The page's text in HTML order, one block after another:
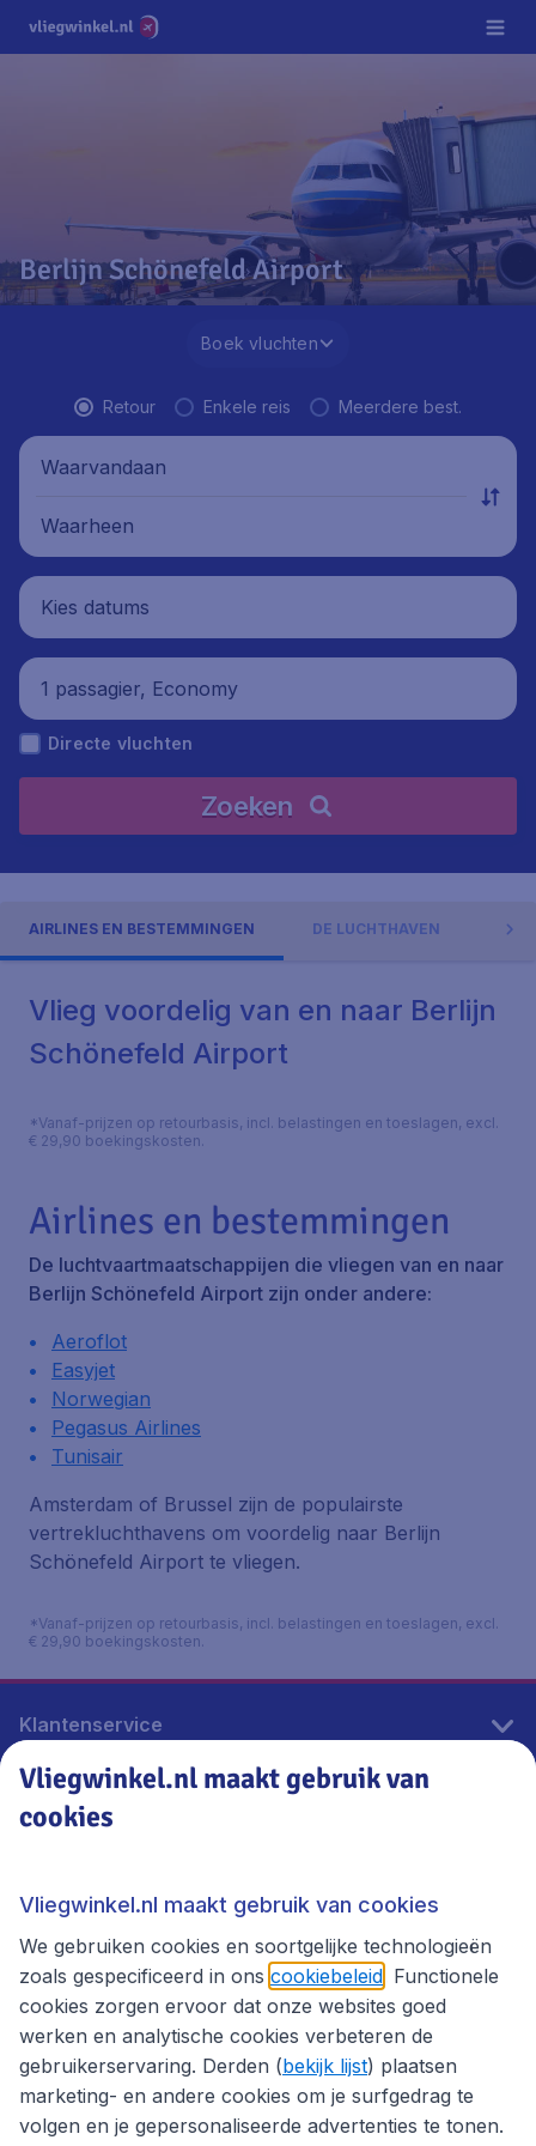
Berlijn Schönefeld Airport
Boek vluchten
Retour Enkele reis Meerdere best.
Waarvandaan
Waarheen
Kies datums
1 passagier, Economy
Directe vluchten
Zoeken
AIRLINES EN BESTEMMINGEN DE LUCHTHAVEN
Vlieg voordelig van en naar Berlijn
Schönefeld Airport
*Vanaf-prijzen op retourbasis, incl. belastingen en toeslagen, excl.
€ 29,90 boekingskosten.
Airlines en bestemmingen
De luchtvaartmaatschappijen die vliegen van en naar
Berlijn Schönefeld Airport zijn onder andere:
Aeroflot
Easyjet
Norwegian
Pegasus Airlines
Tunisair
Amsterdam of Brussel zijn de populairste
vertrekluchthavens om voordelig naar Berlijn
Schönefeld Airport te vliegen.
*Vanaf-prijzen op retourbasis, incl. belastingen en toeslagen, excl.
€ 29,90 boekingskosten.
Klantenservice
Vliegwinkel.nl
Thema's
Vliegwinkel.nl maakt gebruik van
cookies
Vliegwinkel.nl maakt gebruik van cookies
We gebruiken cookies en soortgelijke technologieën
zoals gespecificeerd in ons cookiebeleid . Functionele
cookies zorgen ervoor dat onze websites goed
werken en analytische cookies verbeteren de
gebruikerservaring. Derden (bekijk lijst) plaatsen
marketing- en andere cookies om je surfgedrag te
volgen en je gepersonaliseerde advertenties te tonen.